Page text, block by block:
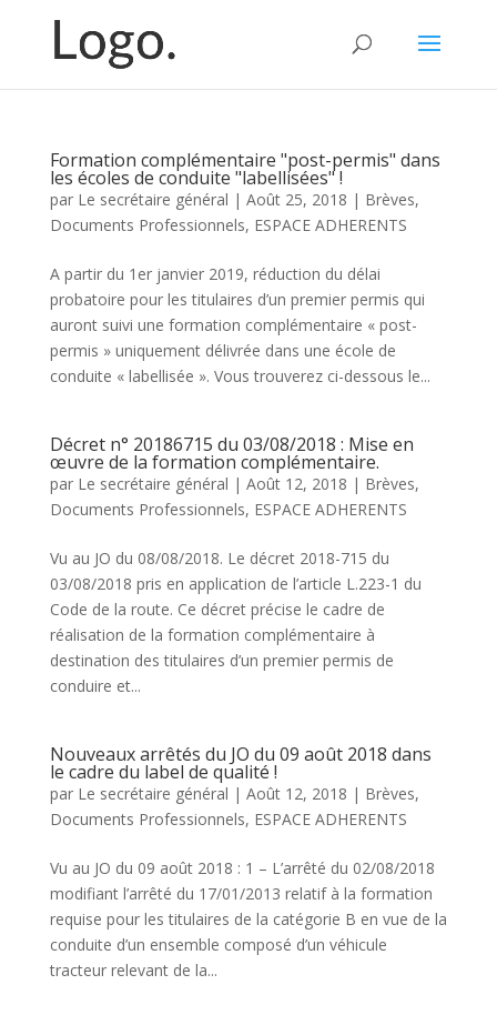
Formation complémentaire "post-permis" dans
les écoles de conduite "labellisées" !
par Le secrétaire général | Août 25, 2018 | Brèves,
Documents Professionnels, ESPACE ADHERENTS
A partir du 1er janvier 2019, réduction du délai
probatoire pour les titulaires d’un premier permis qui
auront suivi une formation complémentaire « post-
permis » uniquement délivrée dans une école de
conduite « labellisée ». Vous trouverez ci-dessous le...
Décret n° 20186715 du 03/08/2018 : Mise en
œuvre de la formation complémentaire.
par Le secrétaire général | Août 12, 2018 | Brèves,
Documents Professionnels, ESPACE ADHERENTS
Vu au JO du 08/08/2018. Le décret 2018-715 du
03/08/2018 pris en application de l’article L.223-1 du
Code de la route. Ce décret précise le cadre de
réalisation de la formation complémentaire à
destination des titulaires d’un premier permis de
conduire et...
Nouveaux arrêtés du JO du 09 août 2018 dans
le cadre du label de qualité !
par Le secrétaire général | Août 12, 2018 | Brèves,
Documents Professionnels, ESPACE ADHERENTS
Vu au JO du 09 août 2018 : 1 – L’arrêté du 02/08/2018
modifiant l’arrêté du 17/01/2013 relatif à la formation
requise pour les titulaires de la catégorie B en vue de la
conduite d’un ensemble composé d’un véhicule
tracteur relevant de la...